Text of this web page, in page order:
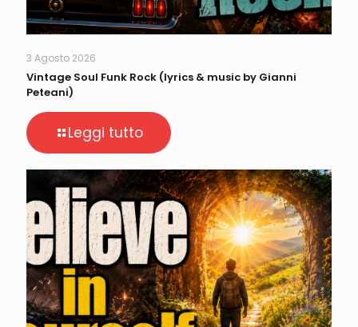
3 Agosto 2026
Vintage Soul Funk Rock (lyrics & music by Gianni
Peteani)
Leggi tutto